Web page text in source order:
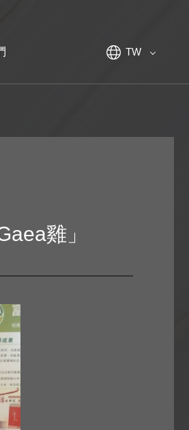
TW
雞」